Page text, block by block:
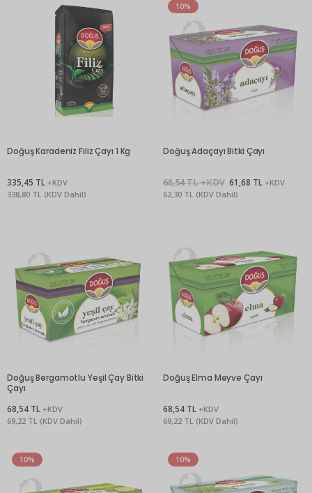
Doğuş Karadeniz Filiz Çayı 1 Kg
335,45 TL +KDV
338,80 TL (KDV Dahil)
10%
Doğuş Adaçayı Bitki Çayı
68,54 TL +KDV 61,68 TL +KDV
62,30 TL (KDV Dahil)
Doğuş Bergamotlu Yeşil Çay Bitki
Çayı
68,54 TL +KDV
69,22 TL (KDV Dahil)
Doğuş Elma Meyve Çayı
68,54 TL +KDV
69,22 TL (KDV Dahil)
10% 10%